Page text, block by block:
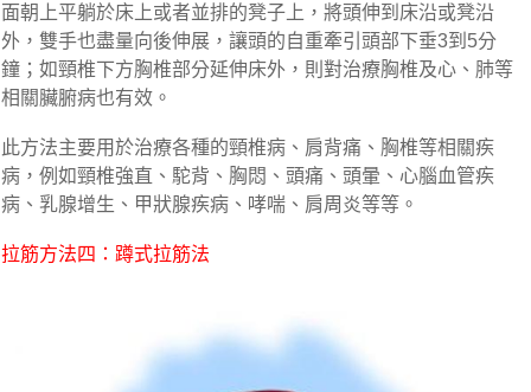
面朝上平躺於床上或者並排的凳子上，將頭伸到床沿或凳沿
外，雙手也盡量向後伸展，讓頭的自重牽引頭部下垂3到5分
鐘；如頸椎下方胸椎部分延伸床外，則對治療胸椎及心、肺等
相關臟腑病也有效。
此方法主要用於治療各種的頸椎病、肩背痛、胸椎等相關疾
病，例如頸椎強直、駝背、胸悶、頭痛、頭暈、心腦血管疾
病、乳腺增生、甲狀腺疾病、哮喘、肩周炎等等。
拉筋方法四：蹲式拉筋法